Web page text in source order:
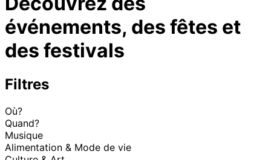
LoginPromouvoir événement
événements, des fêtes et
des festivals
Filtres
Où?
Quand?
Musique
Alimentation & Mode de vie